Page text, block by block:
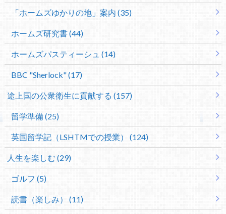
「ホームズゆかりの地」案内 (35)
ホームズ研究書 (44)
ホームズパスティーシュ (14)
BBC "Sherlock" (17)
途上国の公衆衛生に貢献する (157)
留学準備 (25)
英国留学記（LSHTMでの授業） (124)
人生を楽しむ (29)
ゴルフ (5)
読書（楽しみ） (11)